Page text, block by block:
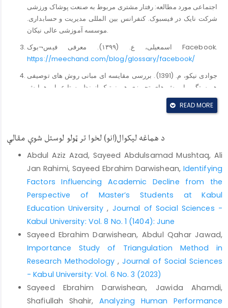
اجتماعی مورد مطالعه: رفتار مشتری مربوط به صنعت پوشاک ورزشی
شرکت نایک در فیسبوک. کنفرانس بین المللی مدیریت و حسابداری.
موسسه آموزشی عالی نیکان.
اسمعیلی، ع. (۱۳۹۹). معرفی فیس¬بوک Facebook.
https://meechand.com/blog/glossary/facebook/
جوادی نیکو، م. (1391). بررسی مقایسه ای مبانی روش های توصیفی
همبستگی با روش های تجویزی هرمنوتیک از نظریه تا عمل. همایش
انجمن فلسفه تعلیم و تربیت ایران (روش شناسی و روش های پژوهش
اجتماعی بر وفاداری به نام تجاری. نشریه مدیریت ورزشی. دوره ۹،
حافظ نیا، م.ر.(1377). مقدمه های بر روش تحقیق در علوم انسانی.
انتشارات سمت. چاپ اول، 1377.
خاکی، غ. ر. (1342). روش تحقیق با رویکردی به پایان نامه نویسی.
تهران: مرکز تحقیقات علمی کشور با همکاری کانون فرهنگی
انتشارات درایت. 1378.
ذاکریان، ع.؛ فراهانی، م. و تکلی، ه. (۱۳۹۶). بررسی تأثیر عوامل
تبلیغات اینترنتی در قصد خرید مصرف‌کنندگان ورزشی. فصلنامه علمی
پژوهش¬های کاربردی در علوم ورزشی. دوره ۶، شماره ۲(۲۲)،
۱۹-۱۱.
شهریاری، مهری و ملکی¬مین¬باش، مرتضی. (۱۳۹۶). استفاده از
شبکه¬های اجتماعی برای کسب و کار در ایران: فرصت¬ها و
READ MORE
د هماغه لیکوال(انو) لخوا تر ټولو لوستل شوې مقالې
Abdul Aziz Azad, Sayeed Abdulsamad Mushtaq, Ali
Jan Rahimi, Sayeed Ebrahim Darwishean, Identifying
Factors Influencing Academic Decline from the
Perspective of Master’s Students at Kabul
Education University, Journal of Social Sciences -
Kabul University: Vol. 8 No. 1 (1404): June
Sayeed Ebrahim Darwishean, Abdul Qahar Jawad,
Importance Study of Triangulation Method in
Research Methodology , Journal of Social Sciences
- Kabul University: Vol. 6 No. 3 (2023)
Sayeed Ebrahim Darwishean, Jawida Ahamdi,
Shafiullah Shahir,Analyzing Human Performance